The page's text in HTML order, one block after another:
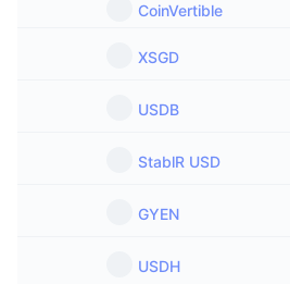
CoinVertible
XSGD
USDB
StablR USD
GYEN
USDH